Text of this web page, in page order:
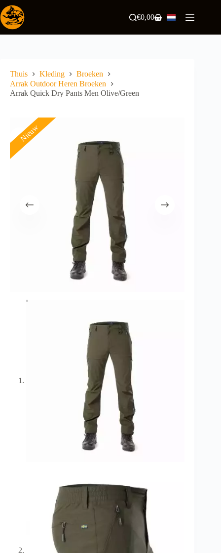
naar
de
inhoud
Winkelwagen
€0,00
Thuis Kleding
Broeken
Arrak Outdoor Heren Broeken
Arrak Quick Dry Pants Men Olive/Green
Nieuw